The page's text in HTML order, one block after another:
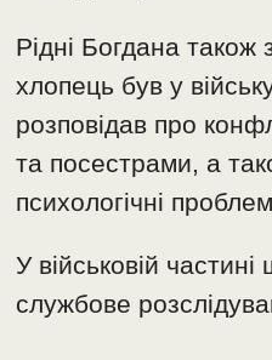
Рідні Богдана
хлопець був у
розповідав про
та посестрами, а
психологічні
У військовій
службове